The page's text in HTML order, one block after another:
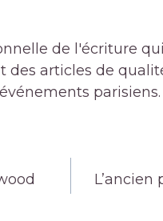
de l'écriture
des articles de
parisiens.
L’ancien